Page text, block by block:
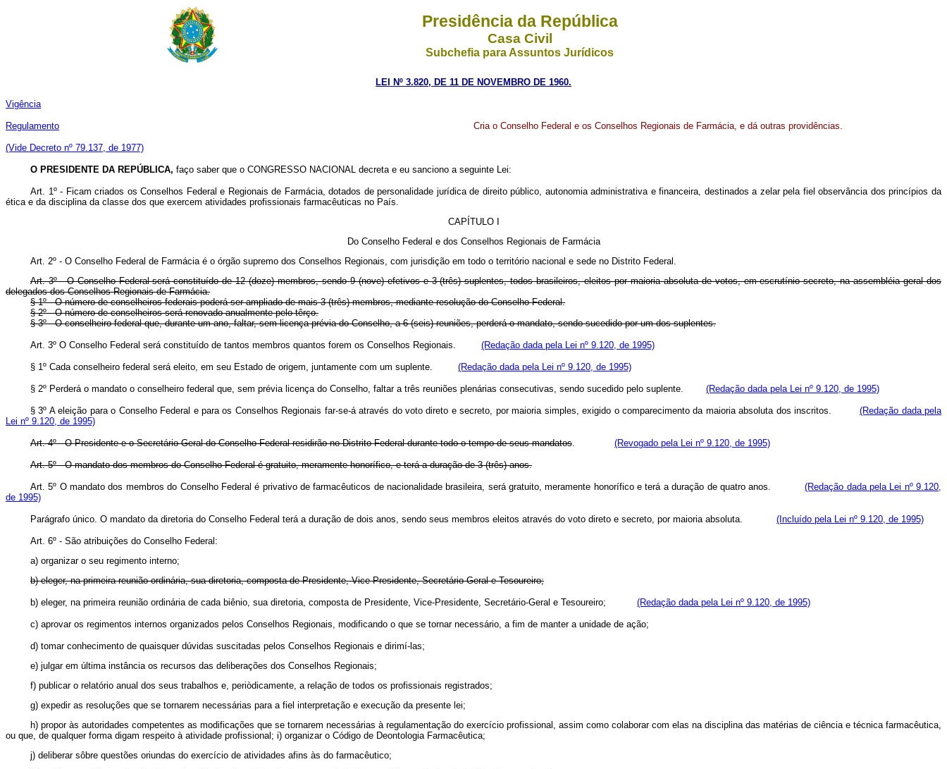
Presidência da República
Casa Civil
Subchefia para Assuntos Jurídicos
LEI Nº 3.820, DE 11 DE NOVEMBRO DE 1960.
Vigência
Regulamento
(Vide Decreto nº 79.137, de 1977)
Cria o Conselho Federal e os Conselhos Regionais de Farmácia, e dá outras providências.
O PRESIDENTE DA REPÚBLICA, faço saber que o CONGRESSO NACIONAL decreta e eu sanciono a seguinte Lei:
Art. 1º - Ficam criados os Conselhos Federal e Regionais de Farmácia, dotados de personalidade jurídica de direito público, autonomia administrativa e financeira, destinados a zelar pela fiel observância dos princípios da
ética e da disciplina da classe dos que exercem atividades profissionais farmacêuticas no País.
CAPÍTULO I
Do Conselho Federal e dos Conselhos Regionais de Farmácia
Art. 2º - O Conselho Federal de Farmácia é o órgão supremo dos Conselhos Regionais, com jurisdição em todo o território nacional e sede no Distrito Federal.
Art. 3º - O Conselho Federal será constituído de 12 (doze) membros, sendo 9 (nove) efetivos e 3 (três) suplentes, todos brasileiros, eleitos por maioria absoluta de votos, em escrutínio secreto, na assembléia geral dos
delegados dos Conselhos Regionais de Farmácia.
§ 1º - O número de conselheiros federais poderá ser ampliado de mais 3 (três) membros, mediante resolução do Conselho Federal.
§ 2º - O número de conselheiros será renovado anualmente pelo têrço.
§ 3º - O conselheiro federal que, durante um ano, faltar, sem licença prévia do Conselho, a 6 (seis) reuniões, perderá o mandato, sendo sucedido por um dos suplentes.
Art. 3º O Conselho Federal será constituído de tantos membros quantos forem os Conselhos Regionais. (Redação dada pela Lei nº 9.120, de 1995)
§ 1º Cada conselheiro federal será eleito, em seu Estado de origem, juntamente com um suplente. (Redação dada pela Lei nº 9.120, de 1995)
§ 2º Perderá o mandato o conselheiro federal que, sem prévia licença do Conselho, faltar a três reuniões plenárias consecutivas, sendo sucedido pelo suplente. (Redação dada pela Lei nº 9.120, de 1995)
§ 3º A eleição para o Conselho Federal e para os Conselhos Regionais far-se-á através do voto direto e secreto, por maioria simples, exigido o comparecimento da maioria absoluta dos inscritos.(Redação dada pela
Lei nº 9.120, de 1995)
Art. 4º - O Presidente e o Secretário-Geral do Conselho Federal residirão no Distrito Federal durante todo o tempo de seus mandatos. (Revogado pela Lei nº 9.120, de 1995)
Art. 5º - O mandato dos membros do Conselho Federal é gratuito, meramente honorífico, e terá a duração de 3 (três) anos.
Art. 5º O mandato dos membros do Conselho Federal é privativo de farmacêuticos de nacionalidade brasileira, será gratuito, meramente honorífico e terá a duração de quatro anos.(Redação dada pela Lei nº 9.120,
de 1995)
Parágrafo único. O mandato da diretoria do Conselho Federal terá a duração de dois anos, sendo seus membros eleitos através do voto direto e secreto, por maioria absoluta. (Incluído pela Lei nº 9.120, de 1995)
Art. 6º - São atribuições do Conselho Federal:
a) organizar o seu regimento interno;
b) eleger, na primeira reunião ordinária, sua diretoria, composta de Presidente, Vice-Presidente, Secretário-Geral e Tesoureiro;
b) eleger, na primeira reunião ordinária de cada biênio, sua diretoria, composta de Presidente, Vice-Presidente, Secretário-Geral e Tesoureiro; (Redação dada pela Lei nº 9.120, de 1995)
c) aprovar os regimentos internos organizados pelos Conselhos Regionais, modificando o que se tornar necessário, a fim de manter a unidade de ação;
d) tomar conhecimento de quaisquer dúvidas suscitadas pelos Conselhos Regionais e dirimí-las;
e) julgar em última instância os recursos das deliberações dos Conselhos Regionais;
f) publicar o relatório anual dos seus trabalhos e, periòdicamente, a relação de todos os profissionais registrados;
g) expedir as resoluções que se tornarem necessárias para a fiel interpretação e execução da presente lei;
h) propor às autoridades competentes as modificações que se tornarem necessárias à regulamentação do exercício profissional, assim como colaborar com elas na disciplina das matérias de ciência e técnica farmacêutica,
ou que, de qualquer forma digam respeito à atividade profissional; i) organizar o Código de Deontologia Farmacêutica;
j) deliberar sôbre questões oriundas do exercício de atividades afins às do farmacêutico;